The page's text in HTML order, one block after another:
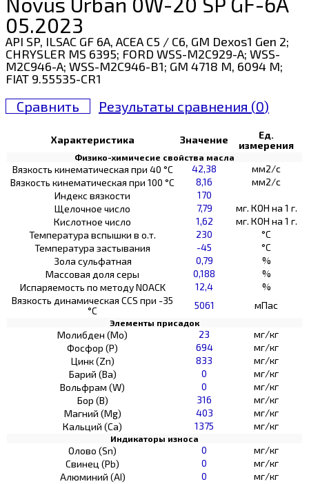
05.2023
API SP, ILSAC GF 6A, ACEA C5 / C6, GM Dexos1 Gen 2;
CHRYSLER MS 6395; FORD WSS-M2C929-A; WSS-
M2C946-A; WSS-M2C946-B1; GM 4718 M, 6094 M;
FIAT 9.55535-CR1
Сравнить Результаты сравнения (0)
Характеристика Значение
Ед.
измерения
Физико-химичесие свойства масла
Вязкость кинематическая при 40 °С 42,38
мм2/с
Вязкость кинематическая при 100 °С
8,16
мм2/с
Индекс вязкости
170
Щелочное число
7,79
мг. КОН на 1 г.
Кислотное число
1,62
мг. КОН на 1 г.
Температура вспышки в о.т.
230
°C
Температура застывания
-45
°C
Зола сульфатная
0,79
%
Массовая доля серы
0,188
%
Испаряемость по методу NOACK
12,4
%
Вязкость динамическая CCS при -35
°С
5061 мПас
Элементы присадок
Молибден (Мо) 23
мг/кг
Фосфор (Р)
694
мг/кг
Цинк (Zn)
833
мг/кг
Барий (Ва)
0
мг/кг
Вольфрам (W)
0
мг/кг
Бор (В)
316
мг/кг
Магний (Mg)
403
мг/кг
Кальций (Са)
1375 мг/кг
Индикаторы износа
Олово (Sn) 0
мг/кг
Свинец (Pb)
0
мг/кг
Алюминий (AI)
0
мг/кг